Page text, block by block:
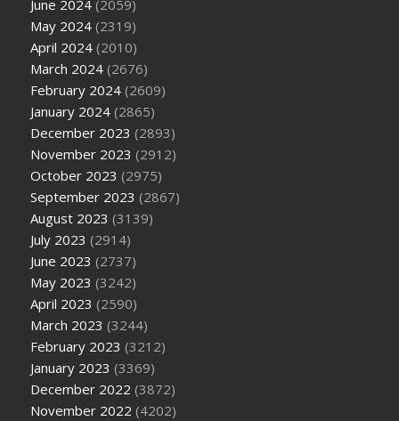
June 2024 (2059)
May 2024 (2319)
April 2024 (2010)
March 2024 (2676)
February 2024 (2609)
January 2024 (2865)
December 2023 (2893)
November 2023 (2912)
October 2023 (2975)
September 2023 (2867)
August 2023 (3139)
July 2023 (2914)
June 2023 (2737)
May 2023 (3242)
April 2023 (2590)
March 2023 (3244)
February 2023 (3212)
January 2023 (3369)
December 2022 (3872)
November 2022 (4202)